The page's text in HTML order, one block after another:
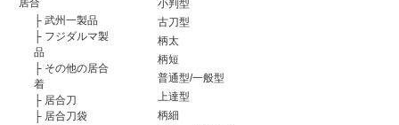
居合
├ 武州一製品
├ フジダルマ製
品
├ その他の居合
着
├ 居合刀
├ 居合刀袋
小判型
古刀型
柄太
柄短
普通型/一般型
上達型
柄細